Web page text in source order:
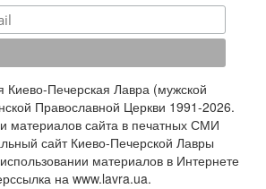
Киево-Печерская Лавра (мужской
Православной Церкви 1991-2026.
материалов сайта в печатных СМИ
сайт Киево-Печерской Лавры
материалов в Интернете
на www.lavra.ua.